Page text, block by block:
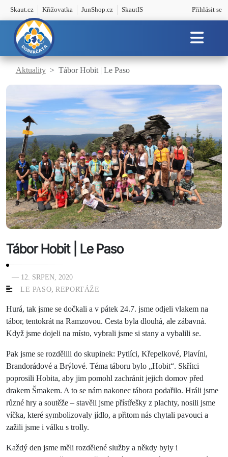
Skaut.cz Křižovatka JunShop.cz SkautIS Přihlásit se
Aktuality Tábor Hobit | Le Paso
Tábor Hobit | Le Paso
— 12. SRPEN, 2020
LE PASO,REPORTÁŽE
Hurá, tak jsme se dočkali a v pátek 24.7. jsme odjeli vlakem na
tábor, tentokrát na Ramzovou. Cesta byla dlouhá, ale zábavná.
Když jsme dojeli na místo, vybrali jsme si stany a vybalili se.
Pak jsme se rozdělili do skupinek: Pytlíci, Křepelkové, Plavíni,
Brandorádové a Brýlové. Téma táboru bylo „Hobit“. Skřítci
poprosili Hobita, aby jim pomohl zachránit jejich domov před
drakem Šmakem. A to se nám nakonec tábora podařilo. Hráli jsme
různé hry a soutěže – stavěli jsme přístřešky z plachty, nosili jsme
víčka, které symbolizovaly jídlo, a přitom nás chytali pavouci a
zažili jsme i válku s trolly.
Každý den jsme měli rozdělené služby a někdy byly i